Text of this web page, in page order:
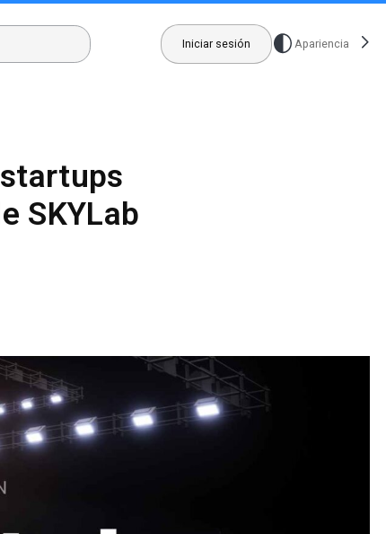
Iniciar sesión Apariencia
SKYLab